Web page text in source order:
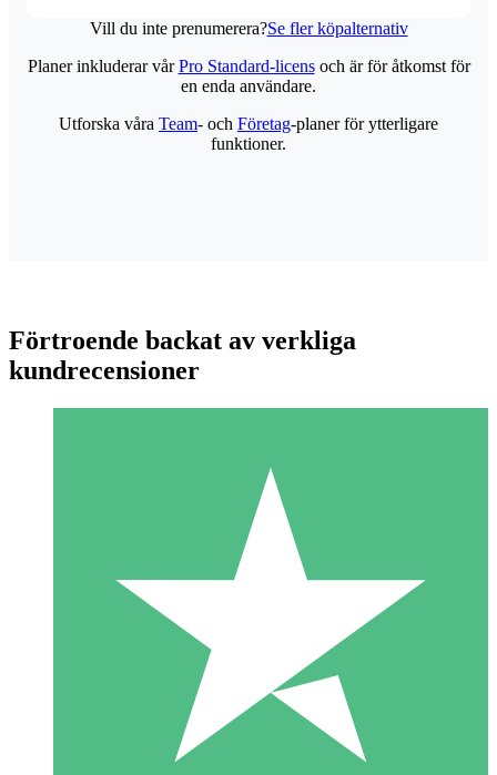
Vill du inte prenumerera?Se fler köpalternativ
Individuella Kreditpaket
Betala per användning med nedladdningskrediter. Inget
1 Nedladdningar
10 00
Planer inkluderar vårPro Standard-licensoch är för åtkomst för
en enda användare.
Utforska våra Team- och Företag-planer för ytterligare
funktioner.
Förtroende backat av verkliga
kundrecensioner